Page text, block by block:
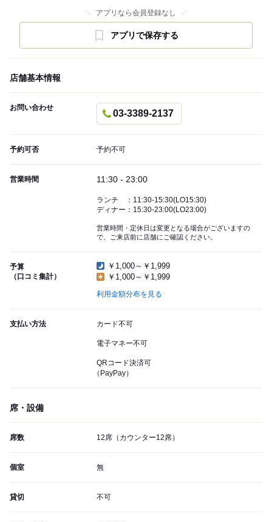
アプリなら会員登録なし
アプリで保存する
店舗基本情報
お問い合わせ
03-3389-2137
予約可否 予約不可
営業時間 11:30 - 23:00
ランチ ：11:30-15:30(LO15:30)
ディナー：15:30-23:00(LO23:00)
営業時間・定休日は変更となる場合がございますの
で、ご来店前に店舗にご確認ください。
予算
（口コミ集計）
￥1,000～￥1,999
￥1,000～￥1,999
利用金額分布を見る
支払い方法 カード不可
電子マネー不可
QRコード決済可
（PayPay）
席・設備
席数 12席（カウンター12席）
個室 無
貸切 不可